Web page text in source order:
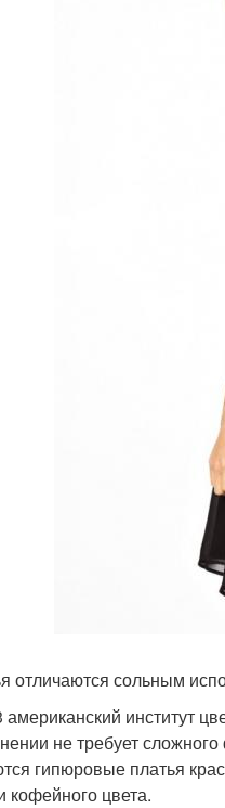
отличаются сольным
институт
не требует
гипюровые платья
кофейного цвета.